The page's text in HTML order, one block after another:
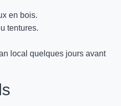
en bois.
tentures.
local quelques jours avant